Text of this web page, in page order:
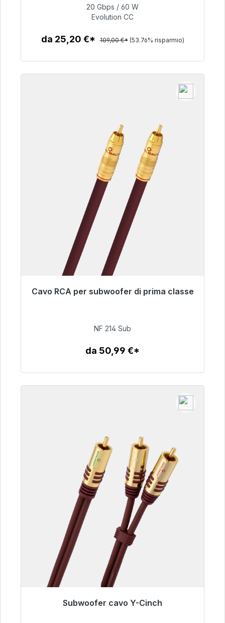
50,40 €
20 Gbps / 60 W
Evolution CC
da 25,20 €* 109,00 €* (53.76% risparmio)
Cavo RCA per subwoofer di prima classe
Pronto per la spedizione immediata, tempo di
94,00 €
NF 214 Sub
da 50,99 €*
Subwoofer cavo Y-Cinch
Pronto per la spedizione immediata, tempo di